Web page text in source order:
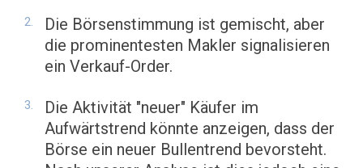
Die Börsenstimmung ist gemischt, aber
die prominentesten Makler signalisieren
ein Verkauf-Order.
Die Aktivität "neuer" Käufer im
Aufwärtstrend könnte anzeigen, dass der
Börse ein neuer Bullentrend bevorsteht.